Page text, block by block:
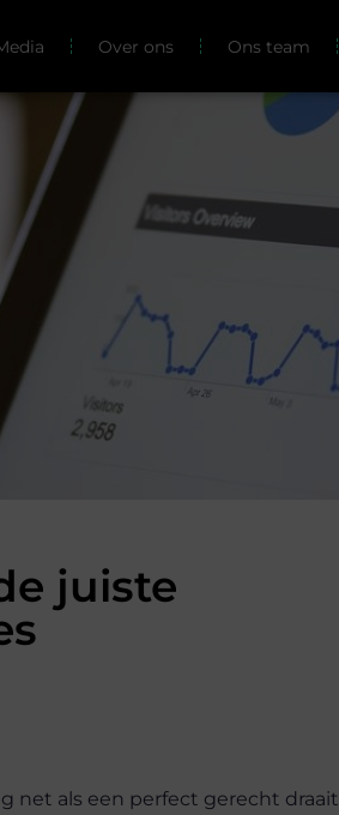
Over ons Ons team
juiste
net als een perfect gerecht draait